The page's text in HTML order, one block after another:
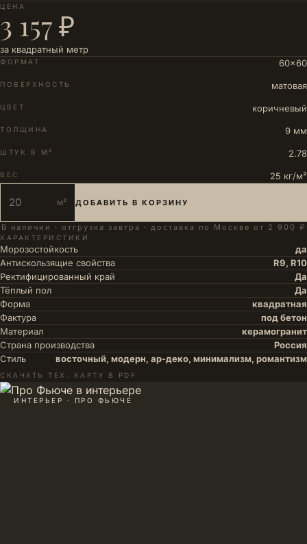
ЦЕНА
3 157 ₽
за квадратный метр
ФОРМАТ 60×60
ПОВЕРХНОСТЬ матовая
ЦВЕТ коричневый
ТОЛЩИНА 9 мм
ШТУК В М² 2.78
ВЕС 25 кг/м²
м² ДОБАВИТЬ В КОРЗИНУ
В наличии · отгрузка завтра · доставка по Москве от 2 900 ₽
ХАРАКТЕРИСТИКИ
Морозостойкость
да
Антискользящие свойства
R9, R10
Ректифицированный край
Да
Тёплый пол
Да
Форма
квадратная
Фактура
под бетон
Материал
керамогранит
Страна производства
Россия
Стиль
восточный, модерн, ар-деко, минимализм, романтизм
СКАЧАТЬ ТЕХ. КАРТУ В PDF
ИНТЕРЬЕР · ПРО ФЬЮЧЕ